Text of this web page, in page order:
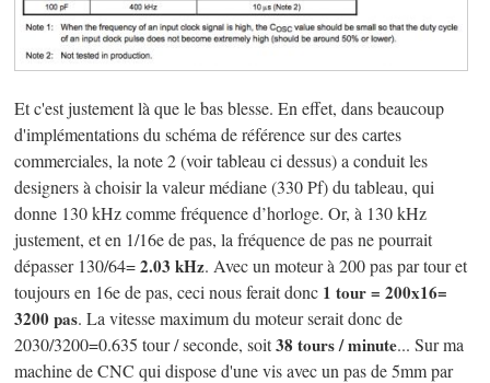
Et c'est justement là que le bas blesse. En effet, dans beaucoup
d'implémentations du schéma de référence sur des cartes
commerciales, la note 2 (voir tableau ci dessus) a conduit les
designers à choisir la valeur médiane (330 Pf) du tableau, qui
donne 130 kHz comme fréquence d’horloge. Or, à 130 kHz
justement, et en 1/16e de pas, la fréquence de pas ne pourrait
dépasser 130/64=2.03 kHz. Avec un moteur à 200 pas par tour et
toujours en 16e de pas, ceci nous ferait donc 1 tour = 200x16=
3200 pas. La vitesse maximum du moteur serait donc de
2030/3200=0.635 tour / seconde, soit38 tours / minute... Sur ma
machine de CNC qui dispose d'une vis avec un pas de 5mm par